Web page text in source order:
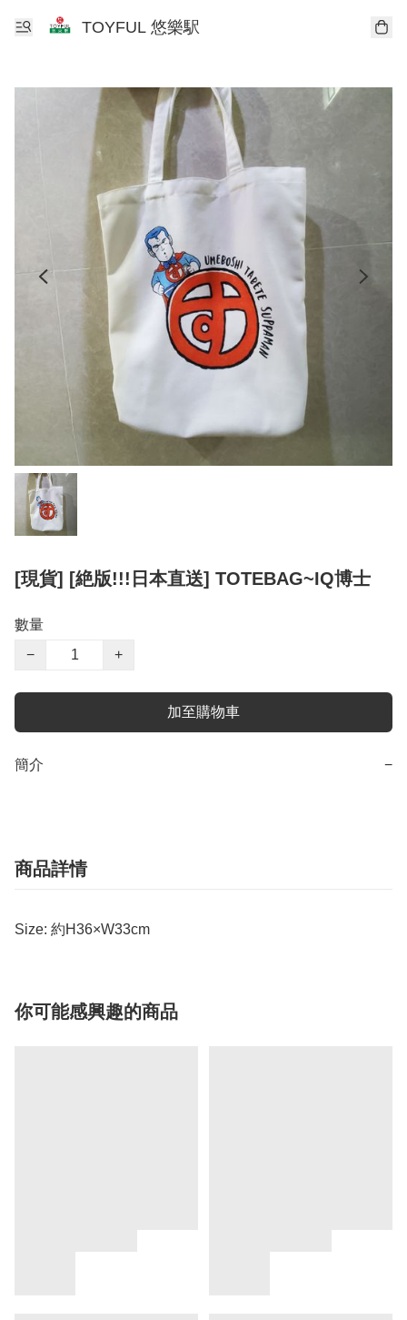
TOYFUL 悠樂駅
[現貨] [絶版!!!日本直送] TOTEBAG~IQ博士
數量
−
+
加至購物車
簡介 −
商品詳情
Size: 約H36×W33cm
你可能感興趣的商品